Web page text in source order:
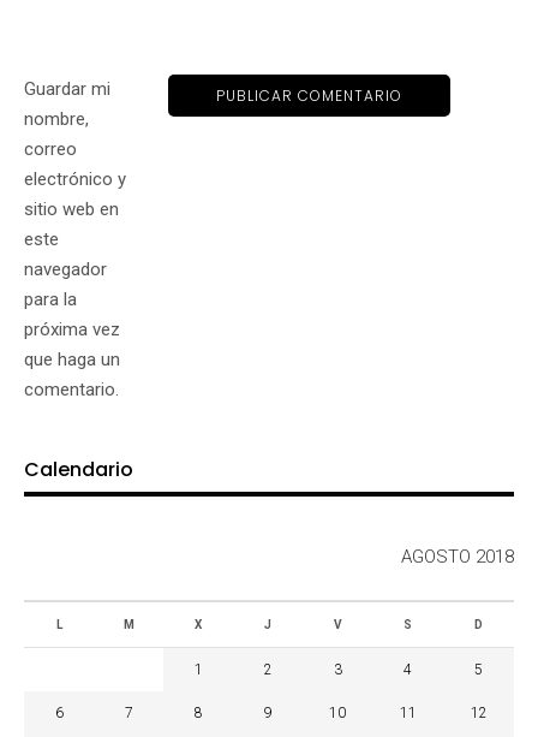
Guardar mi
nombre,
correo
electrónico y
sitio web en
este
navegador
para la
próxima vez
que haga un
comentario.
Calendario
AGOSTO 2018
L M X J V S D
1 2 3 4 5
6 7 8 9 10 11 12